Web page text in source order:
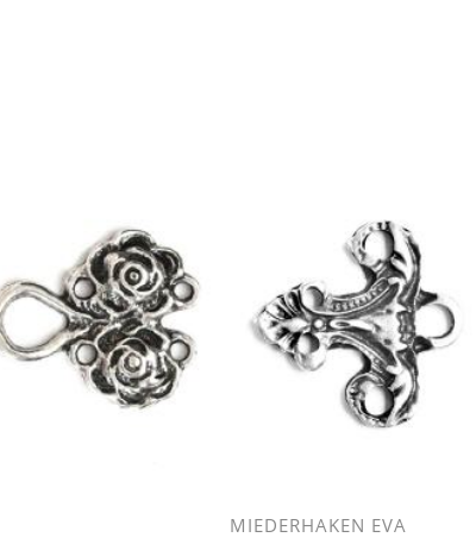
MIEDERHAKEN EVA